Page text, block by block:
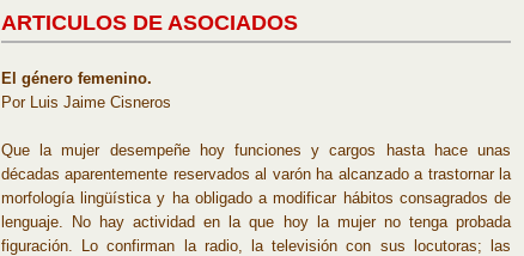
ARTICULOS DE ASOCIADOS
El género femenino.
Por Luis Jaime Cisneros
Que la mujer desempeñe hoy funciones y cargos hasta hace unas
décadas aparentemente reservados al varón ha alcanzado a trastornar la
morfología lingüística y ha obligado a modificar hábitos consagrados de
lenguaje. No hay actividad en la que hoy la mujer no tenga probada
figuración. Lo confirman la radio, la televisión con sus locutoras; las